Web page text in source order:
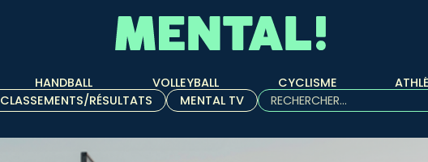
HANDBALL VOLLEYBALL CYCLISME
CLASSEMENTS/RÉSULTATS
MENTAL TV
Rechercher :